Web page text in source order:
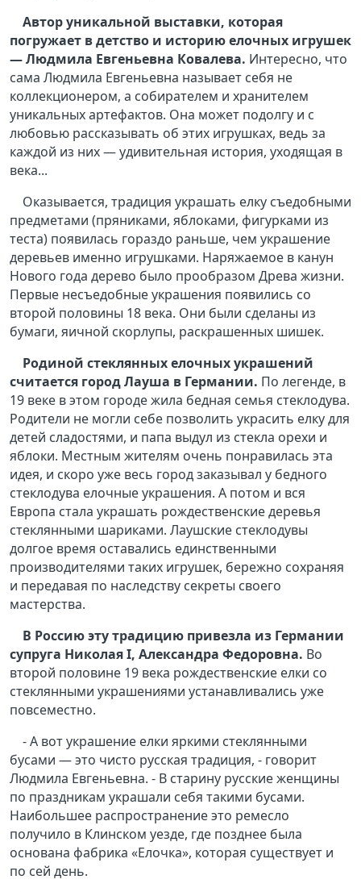
Автор уникальной выставки, которая
погружает в детство и историю елочных игрушек
— Людмила Евгеньевна Ковалева. Интересно, что
сама Людмила Евгеньевна называет себя не
коллекционером, а собирателем и хранителем
уникальных артефактов. Она может подолгу и с
любовью рассказывать об этих игрушках, ведь за
каждой из них — удивительная история, уходящая в
века...
Оказывается, традиция украшать елку съедобными
предметами (пряниками, яблоками, фигурками из
теста) появилась гораздо раньше, чем украшение
деревьев именно игрушками. Наряжаемое в канун
Нового года дерево было прообразом Древа жизни.
Первые несъедобные украшения появились со
второй половины 18 века. Они были сделаны из
бумаги, яичной скорлупы, раскрашенных шишек.
Родиной стеклянных елочных украшений
считается город Лауша в Германии. По легенде, в
19 веке в этом городе жила бедная семья стеклодува.
Родители не могли себе позволить украсить елку для
детей сладостями, и папа выдул из стекла орехи и
яблоки. Местным жителям очень понравилась эта
идея, и скоро уже весь город заказывал у бедного
стеклодува елочные украшения. А потом и вся
Европа стала украшать рождественские деревья
стеклянными шариками. Лаушские стеклодувы
долгое время оставались единственными
производителями таких игрушек, бережно сохраняя
и передавая по наследству секреты своего
мастерства.
В Россию эту традицию привезла из Германии
супруга НиколаяI, Александра Федоровна. Во
второй половине 19 века рождественские елки со
стеклянными украшениями устанавливались уже
повсеместно.
- А вот украшение елки яркими стеклянными
бусами — это чисто русская традиция, - говорит
Людмила Евгеньевна. - В старину русские женщины
по праздникам украшали себя такими бусами.
Наибольшее распространение это ремесло
получило в Клинском уезде, где позднее была
основана фабрика «Елочка», которая существует и
по сей день.